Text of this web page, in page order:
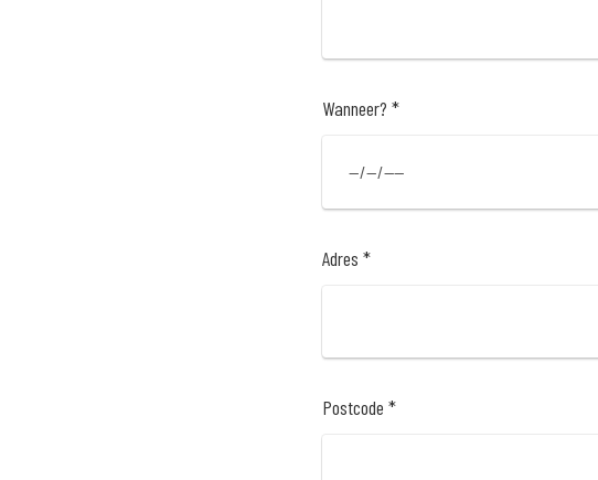
Wanneer? *
Adres *
Postcode *